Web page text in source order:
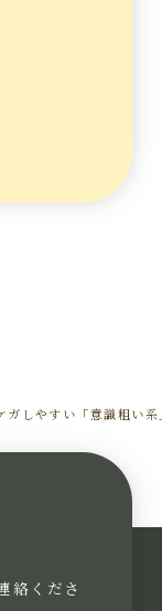
ガしやすい「意識粗い
絡くださ